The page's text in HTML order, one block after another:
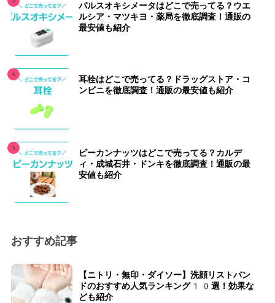
パルスオキシメータはどこで売ってる？ウエ
ルシア・マツキヨ・薬局を徹底調査！通販の
最安値も紹介
耳栓はどこで売ってる？ドラッグストア・コ
ンビニを徹底調査！通販の最安値も紹介
ピーカンナッツはどこで売ってる？カルデ
ィ・成城石井・ドンキを徹底調査！通販の最
安値も紹介
おすすめ記事
【ニトリ・無印・ダイソー】洗顔リストバン
ドのおすすめ人気ランキング10選！効果な
ども紹介